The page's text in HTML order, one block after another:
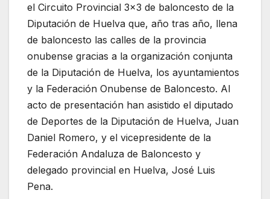
el Circuito Provincial 3×3 de baloncesto de la
Diputación de Huelva que, año tras año, llena
de baloncesto las calles de la provincia
onubense gracias a la organización conjunta
de la Diputación de Huelva, los ayuntamientos
y la Federación Onubense de Baloncesto. Al
acto de presentación han asistido el diputado
de Deportes de la Diputación de Huelva, Juan
Daniel Romero, y el vicepresidente de la
Federación Andaluza de Baloncesto y
delegado provincial en Huelva, José Luis
Pena.